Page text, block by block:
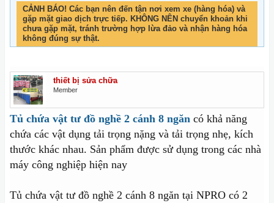
CẢNH BÁO! Các bạn nên đến tận nơi xem xe (hàng hóa) và
gặp mặt giao dịch trực tiếp. KHÔNG NÊN chuyển khoản khi
chưa gặp mặt, tránh trường hợp lừa đảo và nhận hàng hóa
không đúng sự thật.
thiết bị sửa chữa
Member
Tủ chứa vật tư đồ nghề 2 cánh 8 ngăn có khả năng
chứa các vật dụng tải trọng nặng và tải trọng nhẹ, kích
thước khác nhau. Sản phẩm được sử dụng trong các nhà
máy công nghiệp hiện nay
Tủ chứa vật tư đồ nghề 2 cánh 8 ngăn tại NPRO có 2